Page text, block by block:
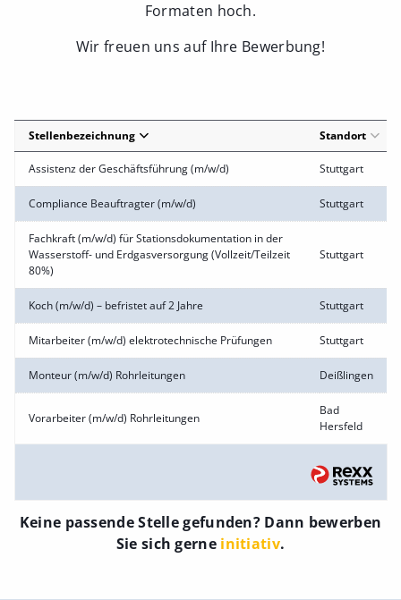
Formaten hoch.
Wir freuen uns auf Ihre Bewerbung!
Stellenbezeichnung Standort
Assistenz der Geschäftsführung (m/w/d) Stuttgart
Compliance Beauftragter (m/w/d) Stuttgart
Fachkraft (m/w/d) für Stationsdokumentation in der
Wasserstoff- und Erdgasversorgung (Vollzeit/Teilzeit
80%)
Stuttgart
Koch (m/w/d) – befristet auf 2 Jahre Stuttgart
Mitarbeiter (m/w/d) elektrotechnische Prüfungen Stuttgart
Monteur (m/w/d) Rohrleitungen Deißlingen
Vorarbeiter (m/w/d) Rohrleitungen
Bad
Hersfeld
Keine passende Stelle gefunden? Dann bewerben
Sie sich gerne initiativ.